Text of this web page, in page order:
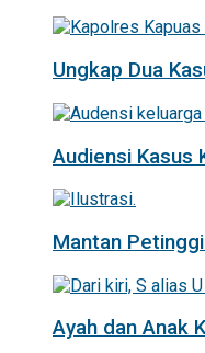
Ungkap Dua
Audiensi Kasus
Mantan
Ayah dan Anak